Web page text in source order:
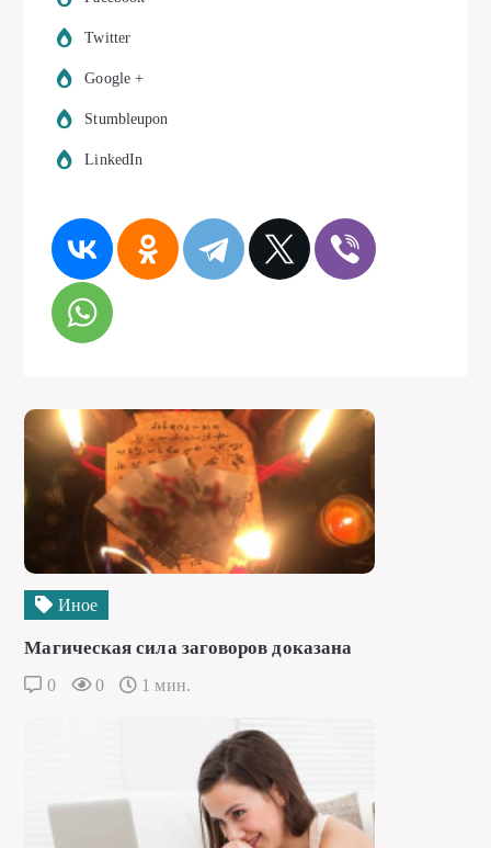
Twitter
Google +
Stumbleupon
LinkedIn
Иное
Магическая сила заговоров доказана
0 0 1 мин.